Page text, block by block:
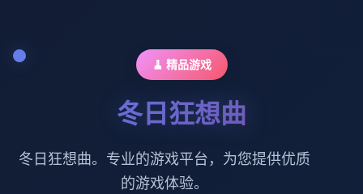
🧹 精品游戏
冬日狂想曲
冬日狂想曲。专业的游戏平台，为您提供优质
的游戏体验。